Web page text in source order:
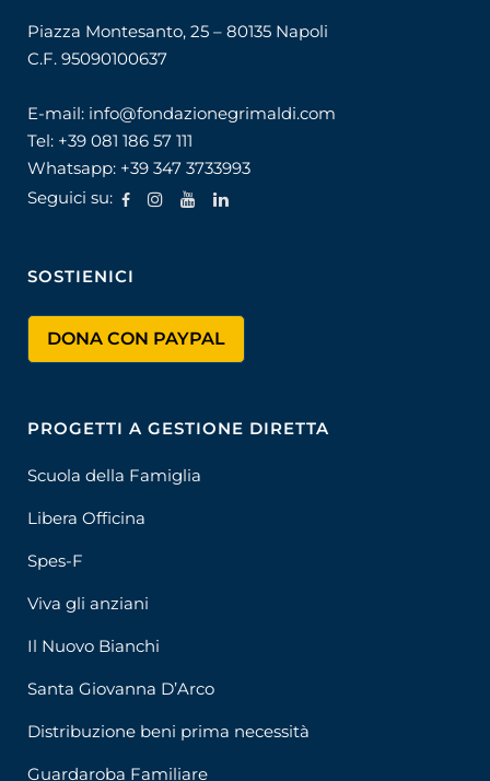
Piazza Montesanto, 25 – 80135 Napoli
C.F. 95090100637
E-mail: info@fondazionegrimaldi.com
Tel: +39 081 186 57 111
Whatsapp: +39 347 3733993
Seguici su:
SOSTIENICI
DONA CON PAYPAL
PROGETTI A GESTIONE DIRETTA
Scuola della Famiglia
Libera Officina
Spes-F
Viva gli anziani
Il Nuovo Bianchi
Santa Giovanna D’Arco
Distribuzione beni prima necessità
Guardaroba Familiare